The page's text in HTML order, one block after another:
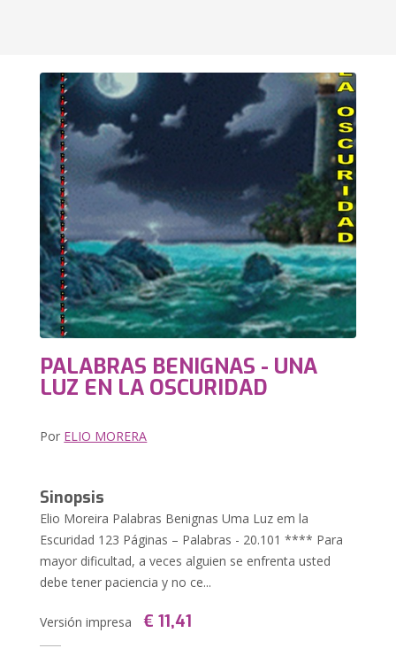
PALABRAS BENIGNAS - UNA
LUZ EN LA OSCURIDAD
Por ELIO MORERA
Sinopsis
Elio Moreira Palabras Benignas Uma Luz em la
Escuridad 123 Páginas – Palabras - 20.101 **** Para
mayor dificultad, a veces alguien se enfrenta usted
debe tener paciencia y no ce...
Versión impresa € 11,41